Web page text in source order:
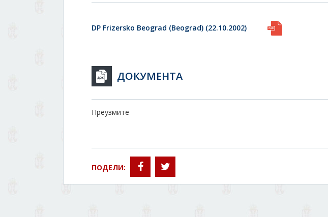
DP Frizersko Beograd (Beograd) (22.10.2002)
ДОКУМЕНТА
Преузмите
ПОДЕЛИ: